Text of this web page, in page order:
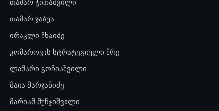
თამარ ჭითაშვილი
თამარ ჯაბუა
ირაკლი ჩხაიძე
კომაროვის სტრატეგიული წრე
ლაშარი გოჩიაშვილი
მაია მარჯანიძე
მარიამ მუნჯიშვილი